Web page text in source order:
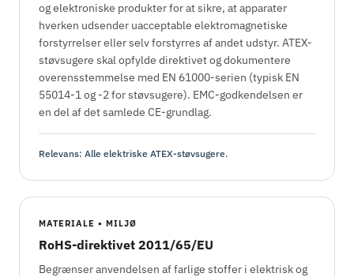
og elektroniske produkter for at sikre, at apparater
hverken udsender uacceptable elektromagnetiske
forstyrrelser eller selv forstyrres af andet udstyr. ATEX-
støvsugere skal opfylde direktivet og dokumentere
overensstemmelse med EN 61000-serien (typisk EN
55014-1 og -2 for støvsugere). EMC-godkendelsen er
en del af det samlede CE-grundlag.
Relevans: Alle elektriske ATEX-støvsugere.
MATERIALE • MILJØ
RoHS-direktivet 2011/65/EU
Begrænser anvendelsen af farlige stoffer i elektrisk og